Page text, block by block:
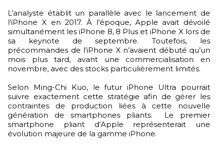
L’analyste établit un parallèle avec le lancement de
l’iPhone X en 2017. À l’époque, Apple avait dévoilé
simultanément les iPhone 8, 8 Plus et iPhone X lors de
sa keynote de septembre. Toutefois, les
précommandes de l’iPhone X n’avaient débuté qu’un
mois plus tard, avant une commercialisation en
novembre, avec des stocks particulièrement limités.
Selon Ming-Chi Kuo, le futur iPhone Ultra pourrait
suivre exactement cette stratégie afin de gérer les
contraintes de production liées à cette nouvelle
génération de smartphones pliants. Le premier
smartphone pliant d’Apple représenterait une
évolution majeure de la gamme iPhone.